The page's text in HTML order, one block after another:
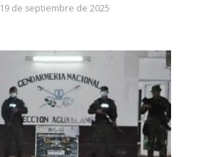
19 de septiembre de 2025